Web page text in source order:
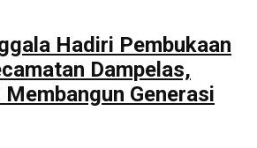
Hadiri Pembukaan
Dampelas,
Generasi